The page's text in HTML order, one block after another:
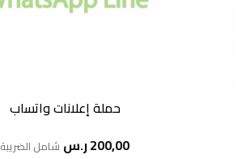
حملة إعلانات واتساب
200,00ر.س شامل الضريبة